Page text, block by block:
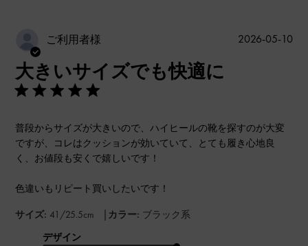
ご利用者様
大きいサイズでも快適に
普段からサイズが大きいので、ハイヒールの靴を探すのが大変
ですが、コレはクッションが効いていて、とても履き心地良
く、お値段も安くで嬉しいです！
色違いもリピート買いしたいです！
サイズ: 41/25.5cm | カラー: ブラック系
デザイン
公
2026-05-10